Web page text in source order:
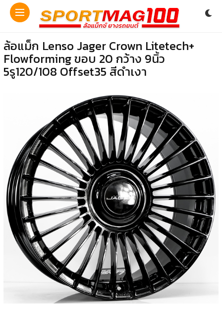
ล้อแม็ก Lenso Jager Crown Litetech+
Flowforming ขอบ 20 กว้าง 9นิ้ว
5รู120/108 Offset35 สีดำเงา